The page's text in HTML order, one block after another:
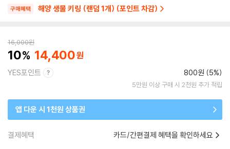
구매혜택 해양 생물 키링 (랜덤 1개) (포인트 차감)
16,000원
10 14,400
YES포인트 800원 (5%)
5만원 이상 구매 시 2천원 추가 적립
앱 다운 시 1천원 상품권
결제혜택 카드/간편결제 혜택을 확인하세요